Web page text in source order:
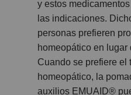
y estos
las indicaciones.
personas prefieren
homeopático en lugar
Cuando se prefiere el
homeopático, la
auxilios EMUAID®